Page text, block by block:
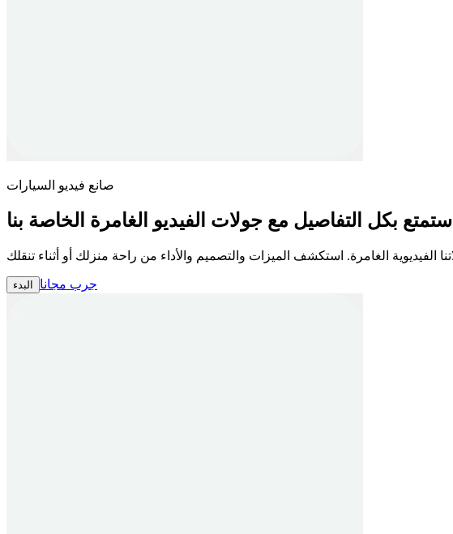
صانع فيديو السيارات
استمتع بكل التفاصيل مع جولات الفيديو الغامرة الخاصة بنا
البدء جرب مجانا